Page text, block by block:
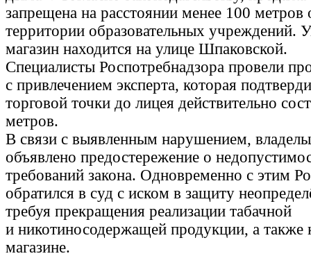
запрещена на расстоянии менее 100 метров
территории образовательных учреждений.
магазин находится на улице Шпаковской.
Специалисты Роспотребнадзора провели
с привлечением эксперта, которая
торговой точки до лицея действительно
метров.
В связи с выявленным нарушением,
объявлено предостережение о
требований закона. Одновременно с этим
обратился в суд с иском в защиту
требуя прекращения реализации табачной
и никотиносодержащей продукции, а также
магазине.